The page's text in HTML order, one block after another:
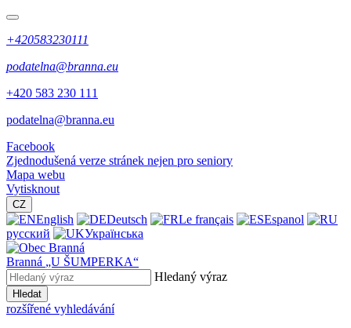
+420583230111
podatelna@branna.eu
+420 583 230 111
podatelna@branna.eu
Facebook
Zjednodušená verze stránek nejen pro seniory
Mapa webu
Vytisknout
CZ
English Deutsch Le français
Espanol
русский
Українська
Branná „U ŠUMPERKA“
Hledaný výraz
Hledat
rozšířené vyhledávání